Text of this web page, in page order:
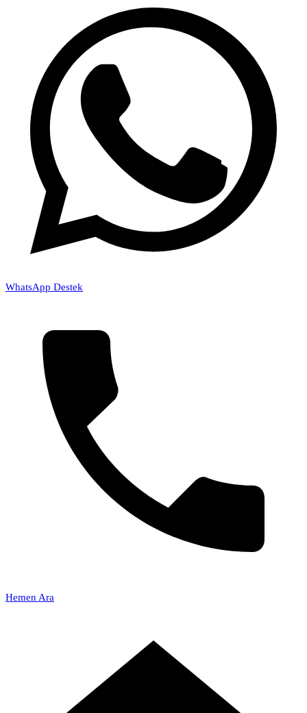
WhatsApp Destek
Hemen Ara